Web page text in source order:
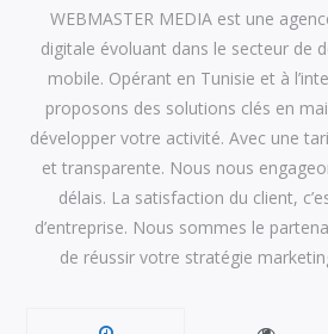
WEBMASTER MEDIA est une
digitale évoluant dans le secteur de
mobile. Opérant en Tunisie et à
proposons des solutions clés en
développer votre activité. Avec une
et transparente. Nous nous
délais. La satisfaction du client,
d’entreprise. Nous sommes le
de réussir votre stratégie